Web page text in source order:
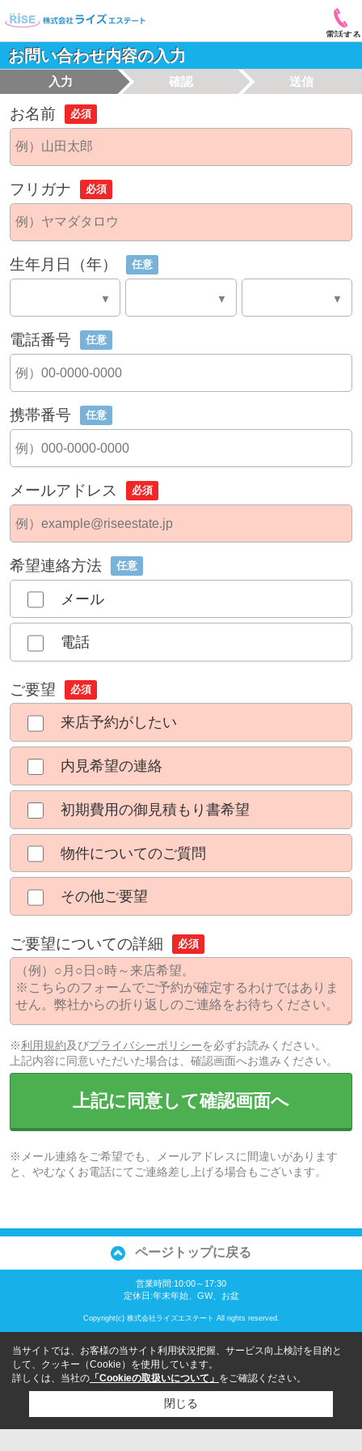
電話する
お問い合わせ内容の入力
入力 確認 送信
お名前 必須
フリガナ 必須
生年月日（年） 任意
電話番号 任意
携帯番号 任意
メールアドレス 必須
希望連絡方法 任意
メール
電話
ご要望 必須
来店予約がしたい
内見希望の連絡
初期費用の御見積もり書希望
物件についてのご質問
その他ご要望
ご要望についての詳細 必須
※利用規約及びプライバシーポリシーを必ずお読みください。
上記内容に同意いただいた場合は、確認画面へお進みください。
上記に同意して確認画面へ
※メール連絡をご希望でも、メールアドレスに間違いがあります
と、やむなくお電話にてご連絡差し上げる場合もございます。
ページトップに戻る
営業時間:10:00～17:30
定休日:年末年始、GW、お盆
Copyright(c) 株式会社ライズエステート All rights reserved.
当サイトでは、お客様の当サイト利用状況把握、サービス向上検討を目的と
して、クッキー（Cookie）を使用しています。
詳しくは、当社の 「Cookieの取扱いについて」 をご確認ください。
閉じる